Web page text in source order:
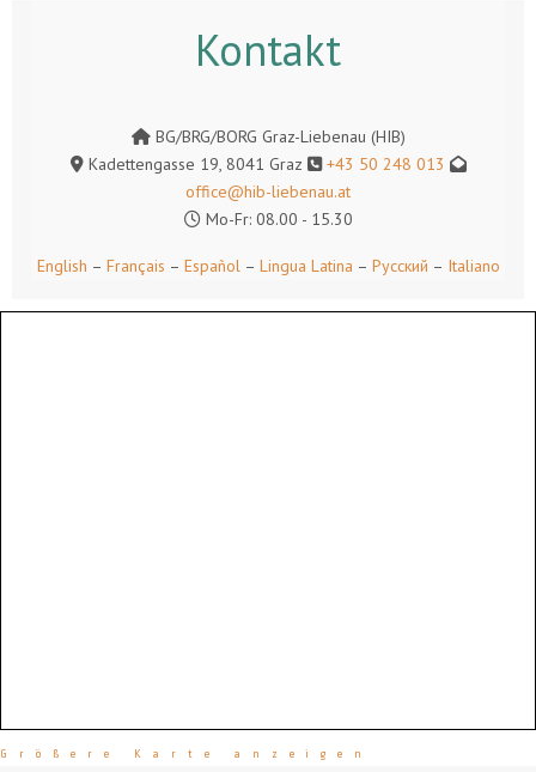
Kontakt
BG/BRG/BORG Graz-Liebenau (HIB)
Kadettengasse 19, 8041 Graz
+43 50 248 013
office@hib-liebenau.at
Mo-Fr: 08.00 - 15.30
English – Français – Español– Lingua Latina – Русский – Italiano
Größere Karte anzeigen